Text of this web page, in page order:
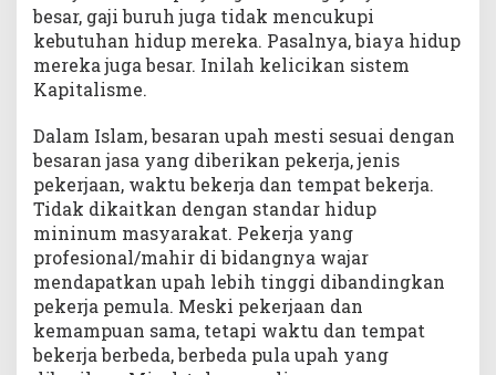
besar, gaji buruh juga tidak mencukupi
kebutuhan hidup mereka. Pasalnya, biaya hidup
mereka juga besar. Inilah kelicikan sistem
Kapitalisme.
Dalam Islam, besaran upah mesti sesuai dengan
besaran jasa yang diberikan pekerja, jenis
pekerjaan, waktu bekerja dan tempat bekerja.
Tidak dikaitkan dengan standar hidup
mininum masyarakat. Pekerja yang
profesional/mahir di bidangnya wajar
mendapatkan upah lebih tinggi dibandingkan
pekerja pemula. Meski pekerjaan dan
kemampuan sama, tetapi waktu dan tempat
bekerja berbeda, berbeda pula upah yang